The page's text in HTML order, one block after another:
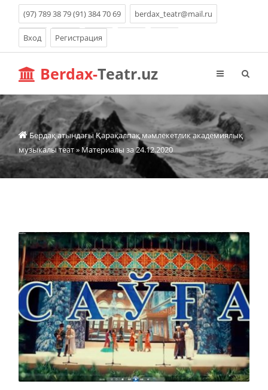
(97) 789 38 79 (91) 384 70 69 berdax_teatr@mail.ru
Вход Регистрация
Berdax-Teatr.uz
Бердақ атындағы Қарақалпақ мəмлекетлик академиялық
музыкалы теат» Материалы за 24.12.2020